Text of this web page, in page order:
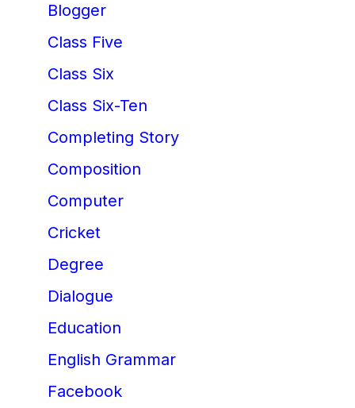
Blogger
Class Five
Class Six
Class Six-Ten
Completing Story
Composition
Computer
Cricket
Degree
Dialogue
Education
English Grammar
Facebook